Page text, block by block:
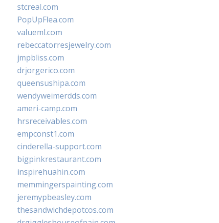
stcreal.com
PopUpFlea.com
valueml.com
rebeccatorresjewelry.com
jmpbliss.com
drjorgerico.com
queensushipa.com
wendyweimerdds.com
ameri-camp.com
hrsreceivables.com
empconst1.com
cinderella-support.com
bigpinkrestaurant.com
inspirehuahin.com
memmingerspainting.com
jeremypbeasley.com
thesandwichdepotcos.com